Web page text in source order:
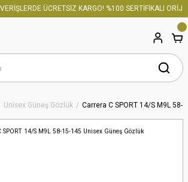
ÜCRETSİZ KARGO! %100 SERTİFİKALI
Unisex Güneş Gözlük Carrera C SPORT 14/S M9L 58-